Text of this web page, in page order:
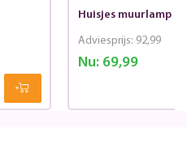
Huisjes muurlamp
Nu:69,99
Adviesprijs: 92,99